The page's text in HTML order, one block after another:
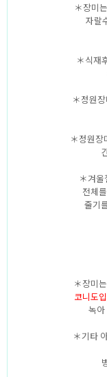
＊장미
자랄
＊식재
＊정원
＊정원
＊겨
전체
줄기
＊장미
코니도
녹아
＊기타